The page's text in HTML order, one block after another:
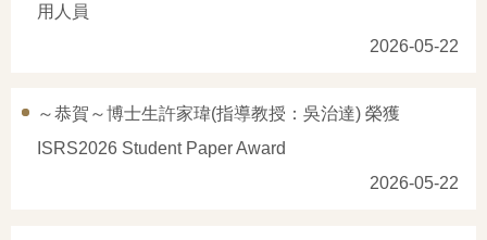
用人員
2026-05-22
～恭賀～博士生許家瑋(指導教授：吳治達) 榮獲
ISRS2026 Student Paper Award
2026-05-22